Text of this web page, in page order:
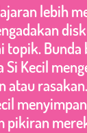
lebih
topik. Bunda
Kecil
atau
pikiran